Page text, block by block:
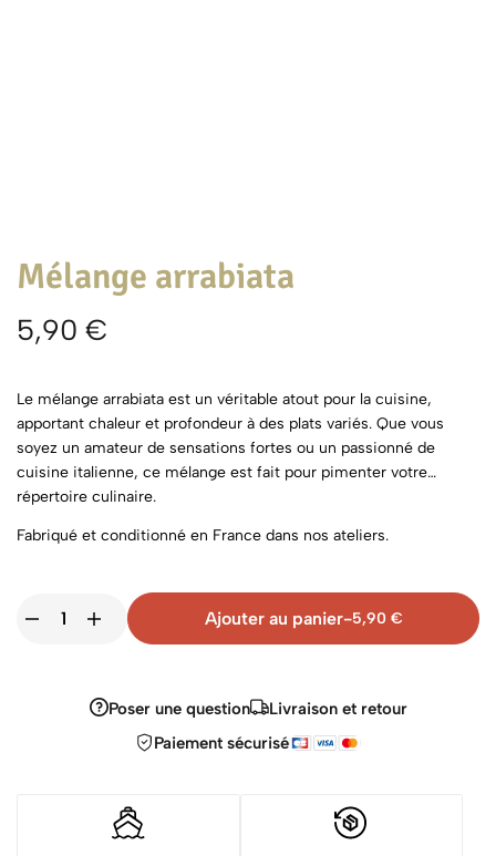
Mélange arrabiata
5,90 €
Le mélange arrabiata est un véritable atout pour la cuisine,
apportant chaleur et profondeur à des plats variés. Que vous
soyez un amateur de sensations fortes ou un passionné de
cuisine italienne, ce mélange est fait pour pimenter votre
répertoire culinaire.
Fabriqué et conditionné en France dans nos ateliers.
Ajouter au panier-5,90 €
Poser une question
Livraison et retour
Paiement sécurisé